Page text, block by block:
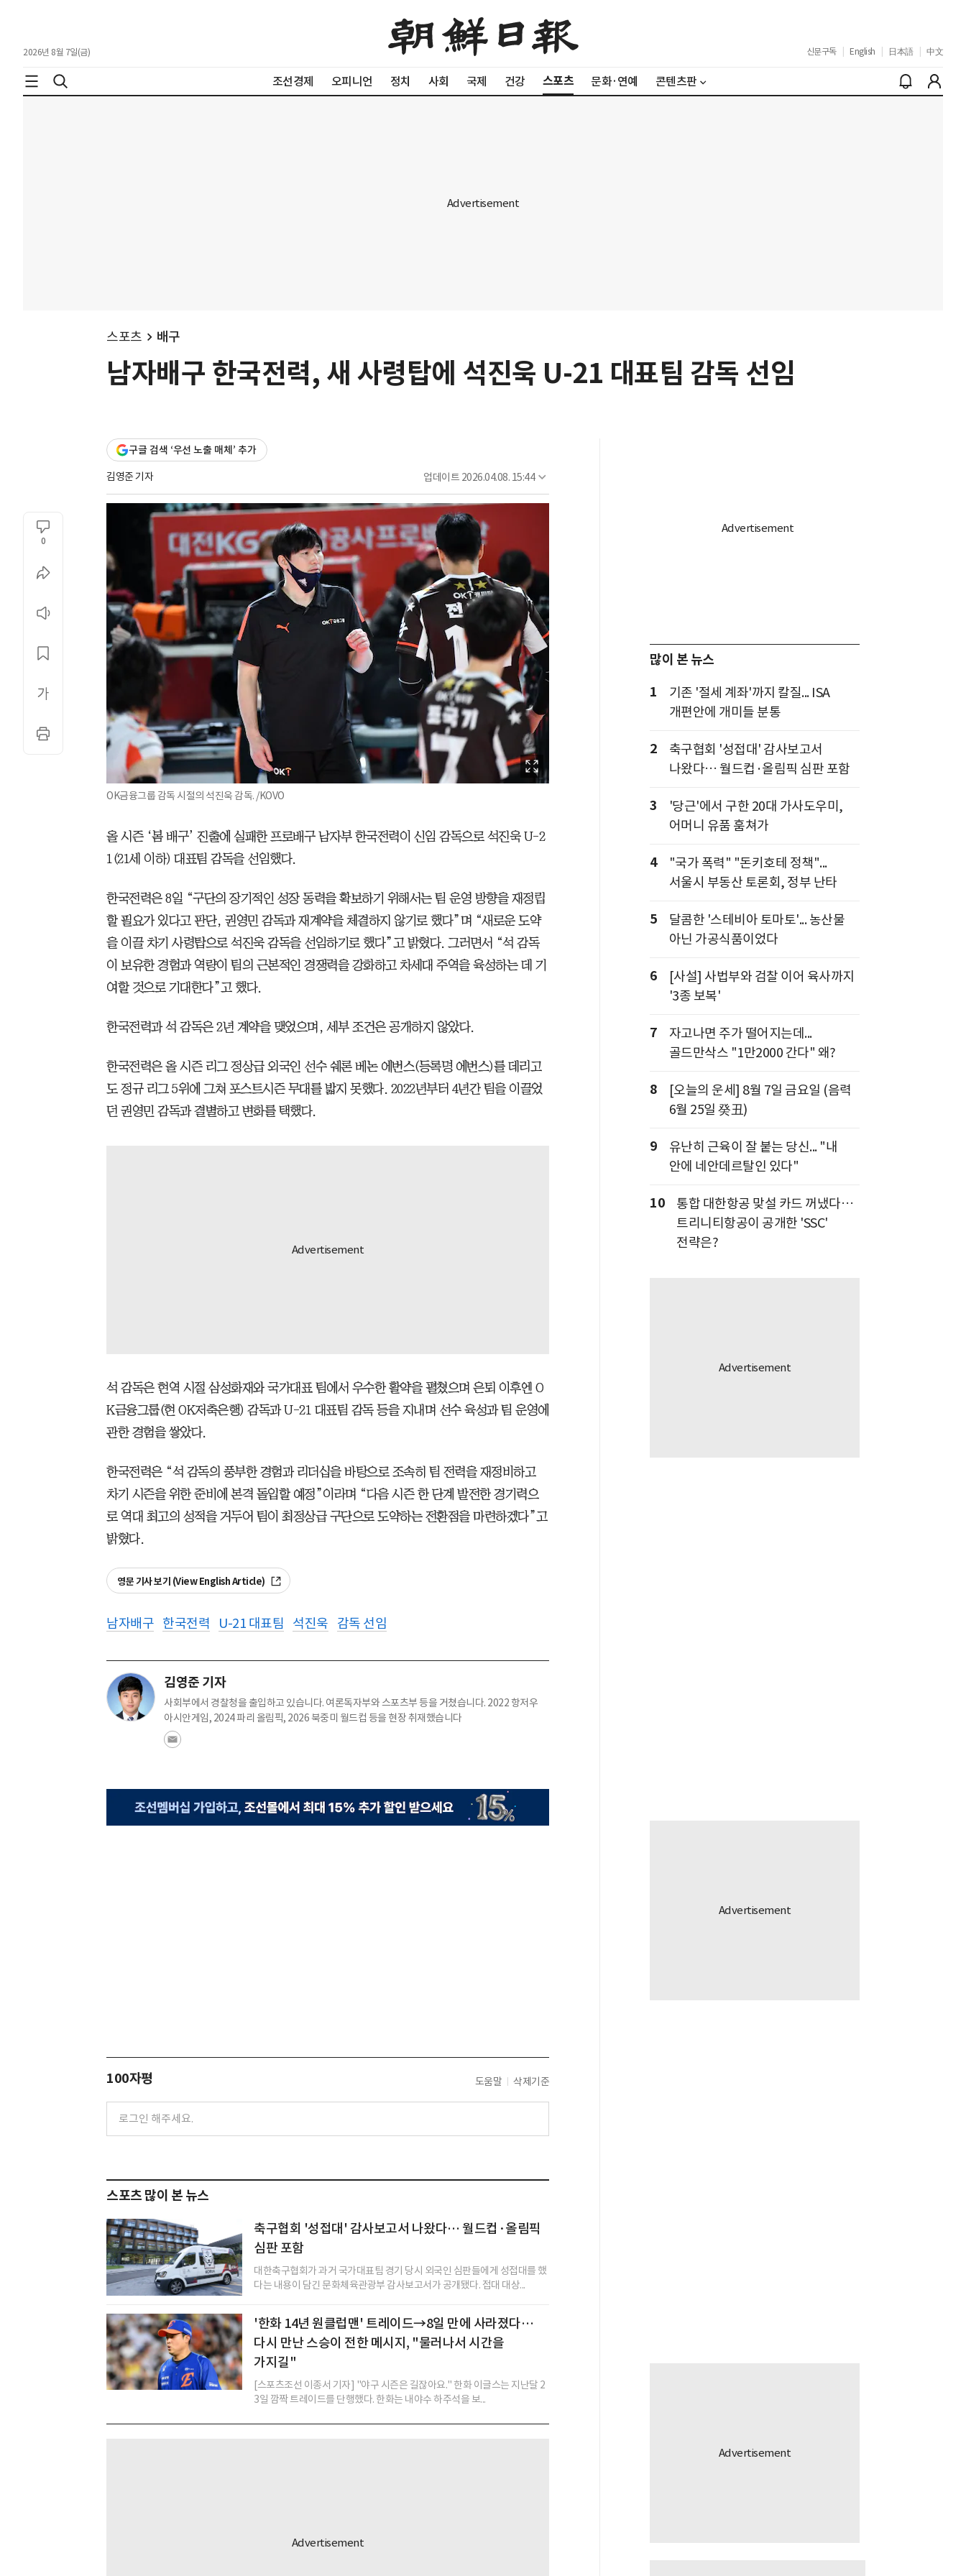
2026년 8월 7일(금) 신문구독 English 日本語 中文
조선경제 오피니언 정치 사회 국제 건강 스포츠 문화·연예 콘텐츠판
스포츠 배구
남자배구 한국전력, 새 사령탑에 석진욱 U-21 대표팀 감독 선임
구글 검색 ‘우선 노출 매체’ 추가
김영준 기자 업데이트 2026.04.08. 15:44
0
OK금융그룹 감독 시절의 석진욱 감독. /KOVO
올 시즌 ‘봄 배구’ 진출에 실패한 프로배구 남자부 한국전력이 신임 감독으로 석진욱 U-2
1(21세 이하) 대표팀 감독을 선임했다.
한국전력은 8일 “구단의 장기적인 성장 동력을 확보하기 위해서는 팀 운영 방향을 재정립
할 필요가 있다고 판단, 권영민 감독과 재계약을 체결하지 않기로 했다”며 “새로운 도약
을 이끌 차기 사령탑으로 석진욱 감독을 선임하기로 했다”고 밝혔다. 그러면서 “석 감독
이 보유한 경험과 역량이 팀의 근본적인 경쟁력을 강화하고 차세대 주역을 육성하는 데 기
여할 것으로 기대한다”고 했다.
한국전력과 석 감독은 2년 계약을 맺었으며, 세부 조건은 공개하지 않았다.
한국전력은 올 시즌 리그 정상급 외국인 선수 쉐론 베논 에번스(등록명 에번스)를 데리고
도 정규 리그 5위에 그쳐 포스트시즌 무대를 밟지 못했다. 2022년부터 4년간 팀을 이끌었
던 권영민 감독과 결별하고 변화를 택했다.
석 감독은 현역 시절 삼성화재와 국가대표 팀에서 우수한 활약을 펼쳤으며 은퇴 이후엔 O
K금융그룹(현 OK저축은행) 감독과 U-21 대표팀 감독 등을 지내며 선수 육성과 팀 운영에
관한 경험을 쌓았다.
한국전력은 “석 감독의 풍부한 경험과 리더십을 바탕으로 조속히 팀 전력을 재정비하고
차기 시즌을 위한 준비에 본격 돌입할 예정”이라며 “다음 시즌 한 단계 발전한 경기력으
로 역대 최고의 성적을 거두어 팀이 최정상급 구단으로 도약하는 전환점을 마련하겠다”고
밝혔다.
영문 기사 보기 (View English Article)
남자배구 한국전력 U-21 대표팀 석진욱 감독 선임
김영준 기자
사회부에서 경찰청을 출입하고 있습니다. 여론독자부와 스포츠부 등을 거쳤습니다. 2022 항저우
아시안게임, 2024 파리 올림픽, 2026 북중미 월드컵 등을 현장 취재했습니다
100자평 도움말 삭제기준
스포츠 많이 본 뉴스
축구협회 '성접대' 감사보고서 나왔다… 월드컵·올림픽
심판 포함
대한축구협회가 과거 국가대표팀 경기 당시 외국인 심판들에게 성접대를 했
다는 내용이 담긴 문화체육관광부 감사보고서가 공개됐다. 접대 대상...
'한화 14년 원클럽맨' 트레이드→8일 만에 사라졌다…
다시 만난 스승이 전한 메시지, "물러나서 시간을
가지길"
[스포츠조선 이종서 기자] "야구 시즌은 길잖아요." 한화 이글스는 지난달 2
3일 깜짝 트레이드를 단행했다. 한화는 내야수 하주석을 보...
많이 본 뉴스
1
기존 '절세 계좌'까지 칼질... ISA
개편안에 개미들 분통
2
축구협회 '성접대' 감사보고서
나왔다… 월드컵·올림픽 심판 포함
3
'당근'에서 구한 20대 가사도우미,
어머니 유품 훔쳐가
4
"국가 폭력" "돈키호테 정책"...
서울시 부동산 토론회, 정부 난타
5
달콤한 '스테비아 토마토'... 농산물
아닌 가공식품이었다
6
[사설] 사법부와 검찰 이어 육사까지
'3종 보복'
7
자고나면 주가 떨어지는데...
골드만삭스 "1만2000 간다" 왜?
8
[오늘의 운세] 8월 7일 금요일 (음력
6월 25일 癸丑)
9
유난히 근육이 잘 붙는 당신... "내
안에 네안데르탈인 있다"
10
통합 대한항공 맞설 카드 꺼냈다…
트리니티항공이 공개한 'SSC'
전략은?